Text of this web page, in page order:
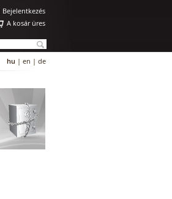
Bejelentkezés
A kosár üres
hu | en | de